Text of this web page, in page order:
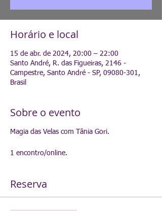
Horário e local
15 de abr. de 2024, 20:00 – 22:00
Santo André, R. das Figueiras, 2146 -
Campestre, Santo André - SP, 09080-301,
Brasil
Sobre o evento
Magia das Velas com Tânia Gori.
1 encontro/online.
Reserva